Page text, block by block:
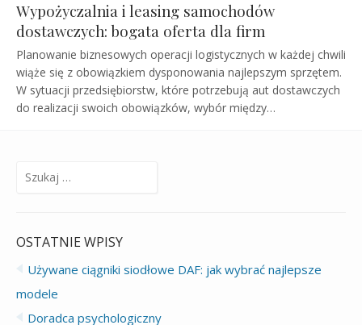
Wypożyczalnia i leasing samochodów
dostawczych: bogata oferta dla firm
Planowanie biznesowych operacji logistycznych w każdej chwili
wiąże się z obowiązkiem dysponowania najlepszym sprzętem.
W sytuacji przedsiębiorstw, które potrzebują aut dostawczych
do realizacji swoich obowiązków, wybór między…
Szukaj:
OSTATNIE WPISY
Używane ciągniki siodłowe DAF: jak wybrać najlepsze
modele
Doradca psychologiczny